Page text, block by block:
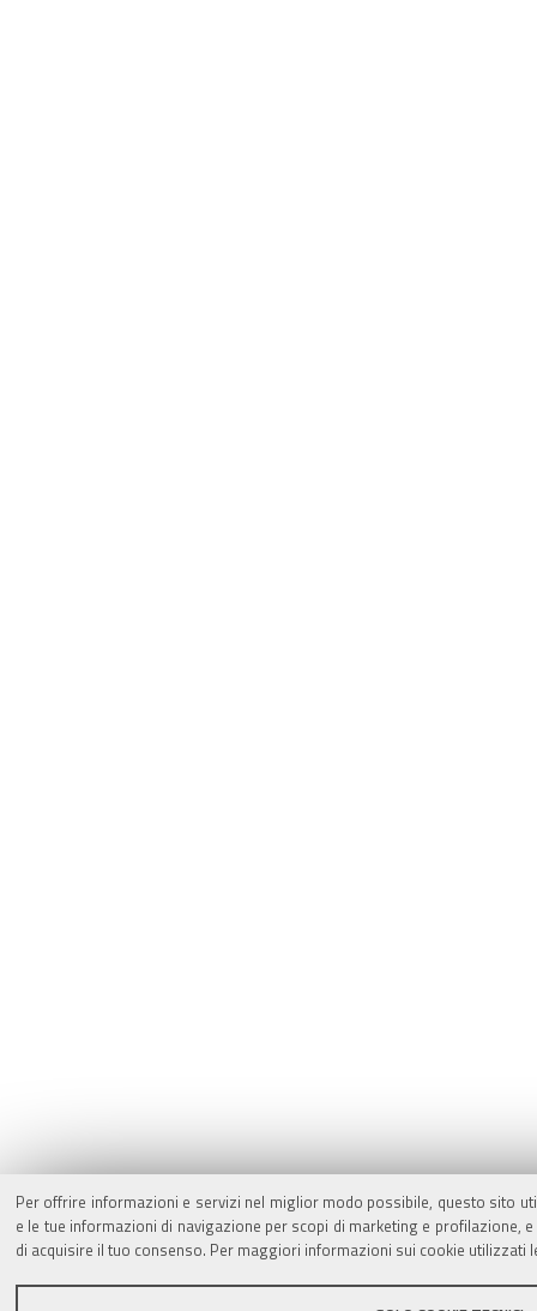
Per offrire informazioni e servizi nel miglior modo possibile, questo sito
e le tue informazioni di navigazione per scopi di marketing e
di acquisire il tuo consenso. Per maggiori informazioni sui cookie utilizzati